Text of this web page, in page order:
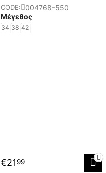
CODE:
004768-550
Μέγεθος
34 38 42
€21 99